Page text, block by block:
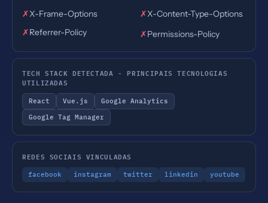
✗X-Frame-Options ✗X-Content-Type-Options
✗Referrer-Policy ✗Permissions-Policy
TECH STACK DETECTADA - PRINCIPAIS TECNOLOGIAS
UTILIZADAS
React Vue.js
Google Analytics
Google Tag Manager
REDES SOCIAIS VINCULADAS
facebook instagram twitter linkedin youtube